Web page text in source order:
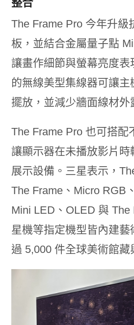
整合
The Frame Pro 今年升級
板，並結合金屬量子點
讓畫作細節與螢幕亮度表
的無線美型集線器可讓主
擺放，並減少牆面線材外
The Frame Pro 也可搭配
讓顯示器在未播放影片時
展示設備。三星表示，
The Frame、Micro RGB
Mini LED、OLED 與 The
星機等指定機型皆內建藝
過 5,000 件全球美術館藏